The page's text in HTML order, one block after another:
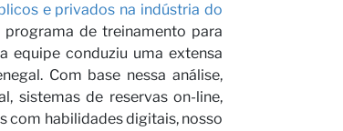
e privados na indústria do
de treinamento para
equipe conduziu uma extensa
Com base nessa análise,
sistemas de reservas on-line,
com habilidades digitais, nosso